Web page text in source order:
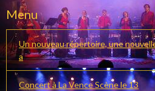
Menu
Un nouveau répertoire, une
a
Concert à La Vence Scène le 13